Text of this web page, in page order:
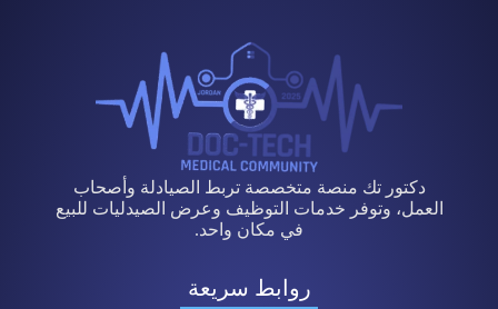
دكتور تك منصة متخصصة تربط الصيادلة وأصحاب
العمل، وتوفر خدمات التوظيف وعرض الصيدليات للبيع
في مكان واحد.
روابط سريعة